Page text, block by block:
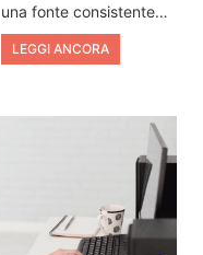
una fonte consistente…
LEGGI ANCORA